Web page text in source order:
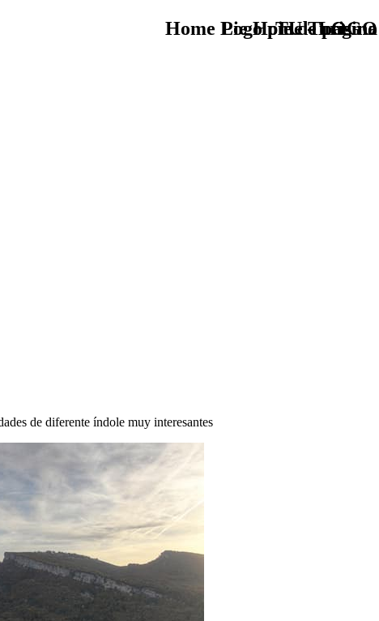
TU - LOGO
de diferente índole muy interesantes
Home Logo pie de página
Pie Home Turismo